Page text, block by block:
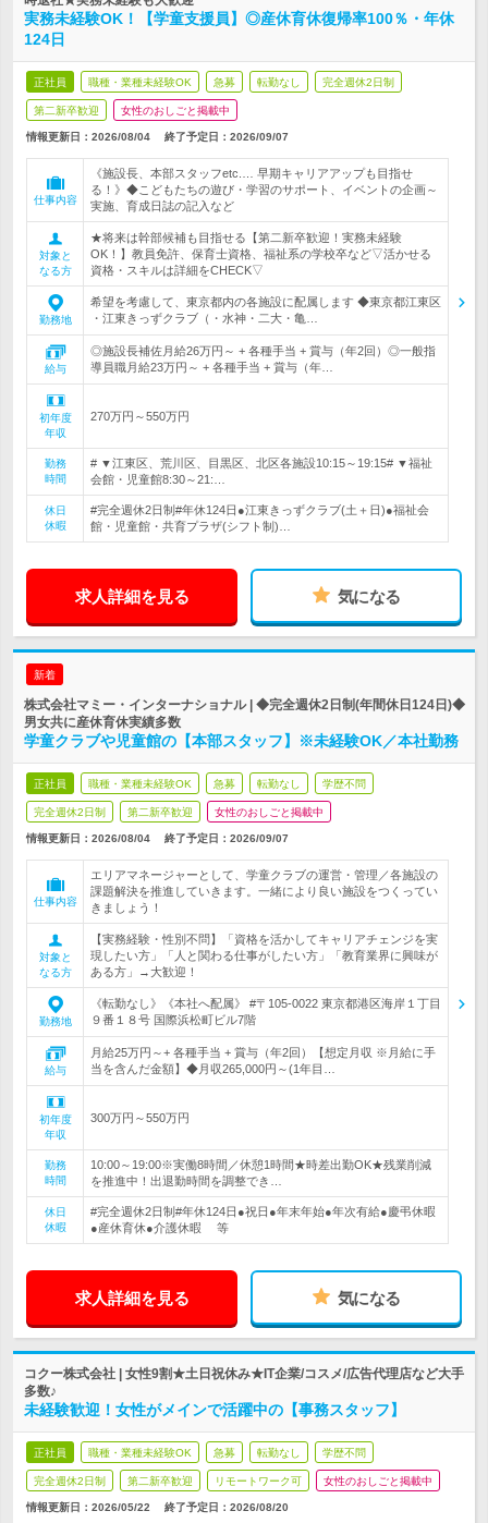
実務未経験OK！【学童支援員】◎産休育休復帰率100％・年休
124日
正社員 職種・業種未経験OK 急募 転勤なし 完全週休2日制
第二新卒歓迎 女性のおしごと掲載中
情報更新日：2026/08/04 終了予定日： 2026/09/07
仕事内容
《施設長、本部スタッフetc.… 早期キャリアアップも目指せ
る！》◆こどもたちの遊び・学習のサポート、イベントの企画～
実施、育成日誌の記入など
対象と
なる方
★将来は幹部候補も目指せる【第二新卒歓迎！実務未経験
OK！】教員免許、保育士資格、福祉系の学校卒など▽活かせる
資格・スキルは詳細をCHECK▽
勤務地
希望を考慮して、東京都内の各施設に配属します ◆東京都江東区
・江東きっずクラブ（・水神・二大・亀…
給与
◎施設長補佐月給26万円～ + 各種手当 + 賞与（年2回）◎一般指
導員職月給23万円～ + 各種手当 + 賞与（年…
初年度
年収
270万円～550万円
勤務
時間
# ▼江東区、荒川区、目黒区、北区各施設10:15～19:15# ▼福祉
会館・児童館8:30～21:…
休日
休暇
#完全週休2日制#年休124日●江東きっずクラブ(土＋日)●福祉会
館・児童館・共育プラザ(シフト制)…
求人詳細を見る 気になる
新着
株式会社マミー・インターナショナル | ◆完全週休2日制(年間休日124日)◆
男女共に産休育休実績多数
学童クラブや児童館の【本部スタッフ】※未経験OK／本社勤務
正社員 職種・業種未経験OK 急募 転勤なし 学歴不問
完全週休2日制 第二新卒歓迎 女性のおしごと掲載中
情報更新日：2026/08/04 終了予定日： 2026/09/07
仕事内容
エリアマネージャーとして、学童クラブの運営・管理／各施設の
課題解決を推進していきます。一緒により良い施設をつくってい
きましょう！
対象と
なる方
【実務経験・性別不問】「資格を活かしてキャリアチェンジを実
現したい方」「人と関わる仕事がしたい方」「教育業界に興味が
ある方」→大歓迎！
勤務地
《転勤なし》《本社へ配属》 #〒105-0022 東京都港区海岸１丁目
９番１８号 国際浜松町ビル7階
給与
月給25万円～+ 各種手当 + 賞与（年2回）【想定月収 ※月給に手
当を含んだ金額】◆月収265,000円～(1年目…
初年度
年収
300万円～550万円
勤務
時間
10:00～19:00※実働8時間／休憩1時間★時差出勤OK★残業削減
を推進中！出退勤時間を調整でき…
休日
休暇
#完全週休2日制#年休124日●祝日●年末年始●年次有給●慶弔休暇
●産休育休●介護休暇 等
求人詳細を見る 気になる
コクー株式会社 | 女性9割★土日祝休み★IT企業/コスメ/広告代理店など大手
多数♪
未経験歓迎！女性がメインで活躍中の【事務スタッフ】
正社員 職種・業種未経験OK 急募 転勤なし 学歴不問
完全週休2日制 第二新卒歓迎 リモートワーク可 女性のおしごと掲載中
情報更新日：2026/05/22 終了予定日： 2026/08/20